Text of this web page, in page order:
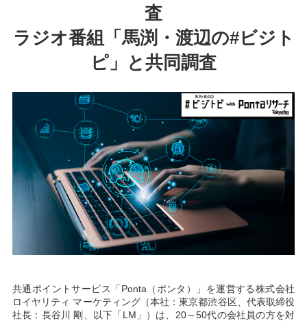
査
ラジオ番組「馬渕・渡辺の#ビジト
ピ」と共同調査
共通ポイントサービス「Ponta（ポンタ）」を運営する株式会社
ロイヤリティ マーケティング（本社：東京都渋谷区、代表取締役
社長：長谷川 剛、以下「LM」）は、20～50代の会社員の方を対